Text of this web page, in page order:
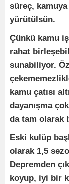
süreç,
yürütülsün.
Çünkü kamu
rahat
sunabiliyor.
kamu çatısı
dayanışma
da tam olarak
Eski kulüp
olarak 1,5
Depremden
koyup, iyi bir